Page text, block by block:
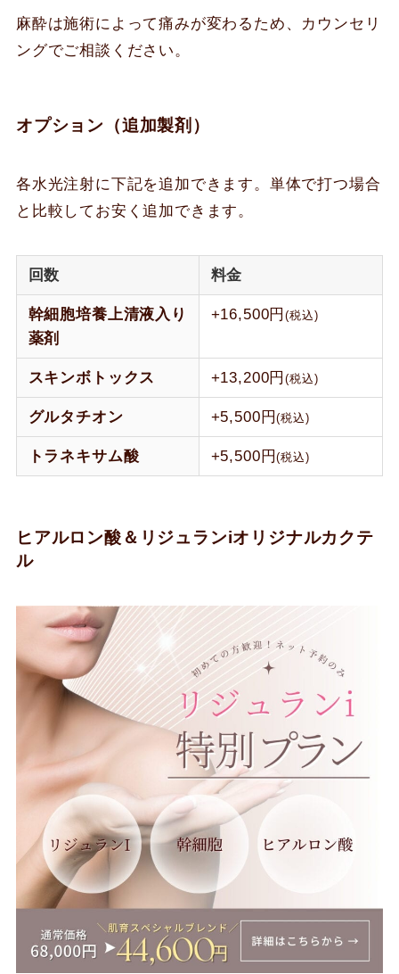
麻酔は施術によって痛みが変わるため、カウンセリ
ングでご相談ください。
オプション（追加製剤）
各水光注射に下記を追加できます。単体で打つ場合
と比較してお安く追加できます。
回数 料金
幹細胞培養上清液入り
薬剤
+16,500円(税込)
スキンボトックス +13,200円(税込)
グルタチオン +5,500円(税込)
トラネキサム酸 +5,500円(税込)
ヒアルロン酸＆リジュランiオリジナルカクテ
ル